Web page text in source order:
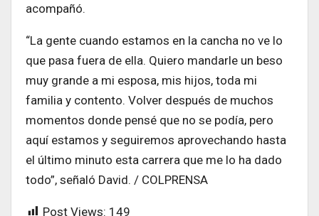
acompañó.
“La gente cuando estamos en la cancha no ve lo
que pasa fuera de ella. Quiero mandarle un beso
muy grande a mi esposa, mis hijos, toda mi
familia y contento. Volver después de muchos
momentos donde pensé que no se podía, pero
aquí estamos y seguiremos aprovechando hasta
el último minuto esta carrera que me lo ha dado
todo”, señaló David. / COLPRENSA
Post Views: 149